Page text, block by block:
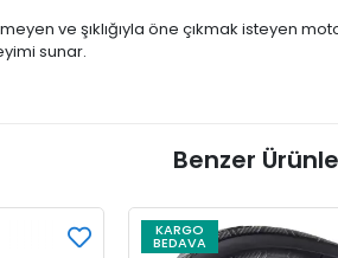
ve şıklığıyla öne çıkmak isteyen
sunar.
Benzer
KARGO
BEDAVA